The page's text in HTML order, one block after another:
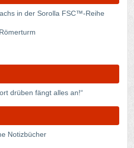
in der Sorolla FSC™-Reihe
drüben fängt alles an!“
Notizbücher